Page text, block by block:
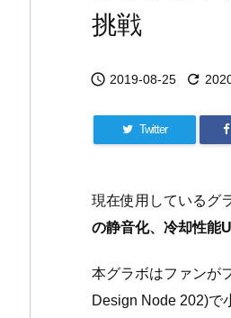
挑戦
 2019-08-25 
Twitter
現在使用しているグ
の静音化、冷却性能
本グラボはファンが
Design Node 202)で